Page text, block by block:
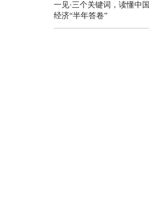
一见·三个关键词，读懂中国
经济“半年答卷”